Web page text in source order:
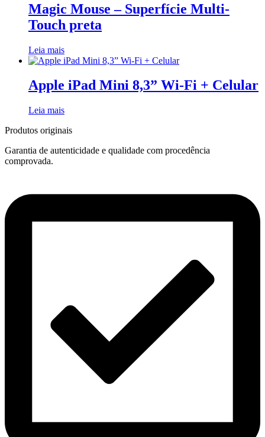
Magic Mouse – Superfície Multi-
Touch preta
Leia mais
Apple iPad Mini 8,3” Wi-Fi + Celular
Leia mais
Produtos originais
Garantia de autenticidade e qualidade com procedência
comprovada.